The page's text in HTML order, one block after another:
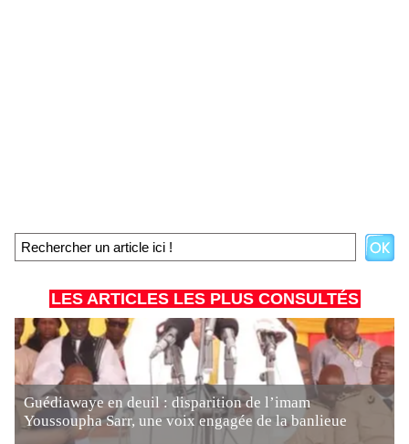
LES ARTICLES LES PLUS CONSULTÉS
Guédiawaye en deuil : disparition de l’imam
Youssoupha Sarr, une voix engagée de la banlieue